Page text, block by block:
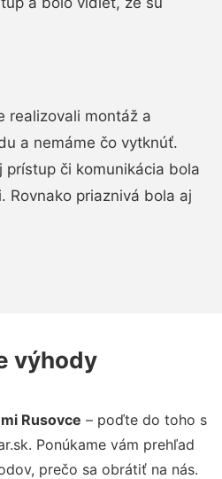
realizovali montáž a
a nemáme čo vytknúť.
prístup či komunikácia bola
Rovnako priaznivá bola aj
výhody
Rusovce – poďte do toho s
Ponúkame vám prehľad
prečo sa obrátiť na nás.